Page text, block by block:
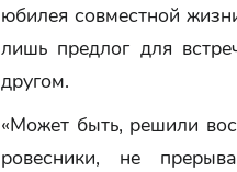
юбилея совместной
лишь предлог для
другом.
«Может быть, решили
ровесники, не